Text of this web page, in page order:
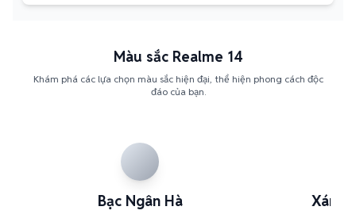
Màu sắc Realme 14
Khám phá các lựa chọn màu sắc hiện đại, thể hiện phong cách độc
đáo của bạn.
Bạc Ngân Hà Xám